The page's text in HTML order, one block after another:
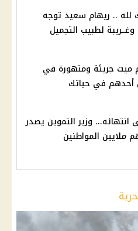
.. ريهام سعيد توجه
لطبيب التجميل
ميت جريئة ومتهورة في
أحدهم في حياتك
انتهائه... وزير التموين يصدر
ملايين المواطنين